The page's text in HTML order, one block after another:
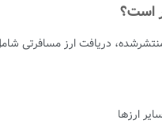
دریافت ارز مسافرتی